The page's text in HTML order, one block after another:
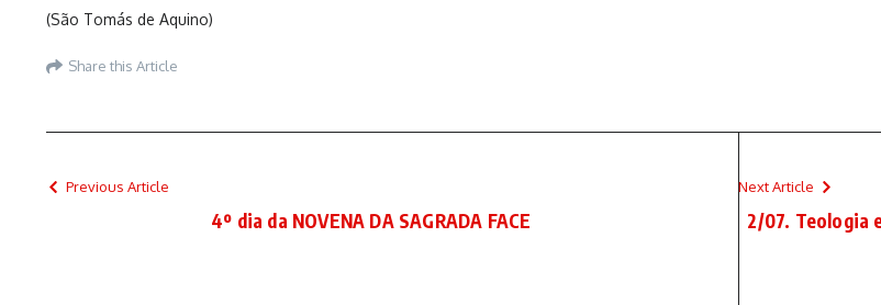
(São Tomás de Aquino)
Share this Article
Previous Article
4º dia da NOVENA DA SAGRADA FACE
Next Article
2/07. Teologia